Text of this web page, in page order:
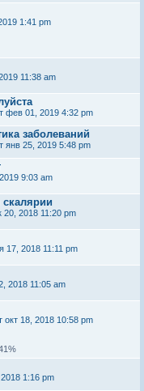
1:41 pm
11:38 am
фев 01, 2019 4:32 pm
заболеваний
янв 25, 2019 5:48 pm
9:03 am
скалярии
20, 2018 11:20 pm
17, 2018 11:11 pm
2018 11:05 am
окт 18, 2018 10:58 pm
1:16 pm